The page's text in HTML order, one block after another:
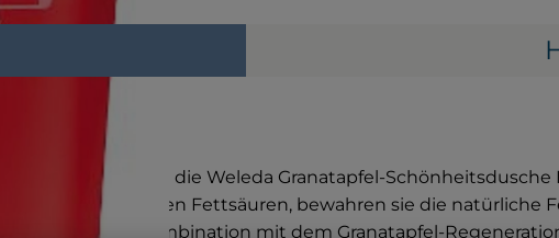
Zusätzlich pflegt die Weleda Granatapfel-
an ungesättigten Fettsäuren, bewahren sie die
</b>In Kombination mit dem Granatapfel-